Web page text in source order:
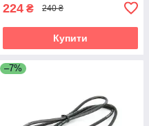
224 ₴ 240 ₴
Купити
–7%